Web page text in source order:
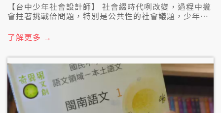
【台中少年社會設計師】 社會綴時代咧改變，過程中攏
會拄著挑戰佮問題，特別是公共性的社會議題，少年世
均三十歲的少年人透過社會設計來創造社會的新價值，
佮政府、居民，閣有社福團體合作，佇台中推動社會住
台《青春！咱的夢》8/10這禮拜六暗時7點半，來看這
陣少年人欲按怎用熱情來改變社會。
了解更多 →